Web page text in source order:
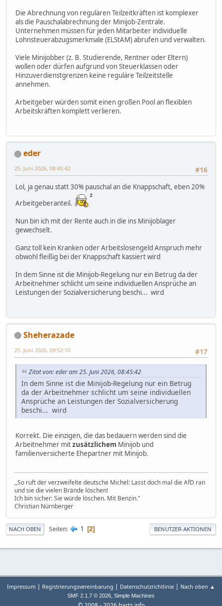
Die Abrechnung von regulären Teilzeitkräften ist komplexer
als die Pauschalabrechnung der Minijob-Zentrale.
Unternehmen müssen für jeden Mitarbeiter individuelle
Lohnsteuerabzugsmerkmale (ELStAM) abrufen und verwalten.
Viele Minijobber (z. B. Studierende, Rentner oder Eltern)
wollen oder dürfen aufgrund von Steuerklassen oder
Hinzuverdienstgrenzen keine reguläre Teilzeitstelle
annehmen.
Arbeitgeber würden somit einen großen Pool an flexiblen
Arbeitskräften komplett verlieren.
eder
#16
25. Juni 2026, 08:45:42
Lol, ja genau statt 30% pauschal an die Knappschaft, eben 20%
Arbeitgeberanteil.
Nun bin ich mit der Rente auch in die ins Minijoblager
gewechselt.
Ganz toll kein Kranken oder Arbeitslosengeld Anspruch mehr
obwohl fleißig bei der Knappschaft kassiert wird
In dem Sinne ist die Minijob-Regelung nur ein Betrug da der
Arbeitnehmer schlicht um seine individuellen Ansprüche an
Leistungen der Sozialversicherung beschi... wird
Sheherazade
#17
25. Juni 2026, 09:52:10
Zitat von: eder am 25. Juni 2026, 08:45:42
In dem Sinne ist die Minijob-Regelung nur ein Betrug
da der Arbeitnehmer schlicht um seine individuellen
Ansprüche an Leistungen der Sozialversicherung
beschi... wird
Korrekt. Die einzigen, die das bedauern werden sind die
Arbeitnehmer mitzusätzlichem Minijob und
familienversicherte Ehepartner mit Minijob.
,,So ruft der verzweifelte deutsche Michel: Lasst doch mal die AfD ran
und sie die vielen Brände löschen!
Ich bin sicher: Sie würde löschen. Mit Benzin."
Christian Nürnberger
NACH OBEN Seiten 1 2 BENUTZER-AKTIONEN
Impressum | Registrierungsvereinbarung | Datenschutzrichtlinie | Nach oben ▲
SMF 2.1.7 © 2026, Simple Machines